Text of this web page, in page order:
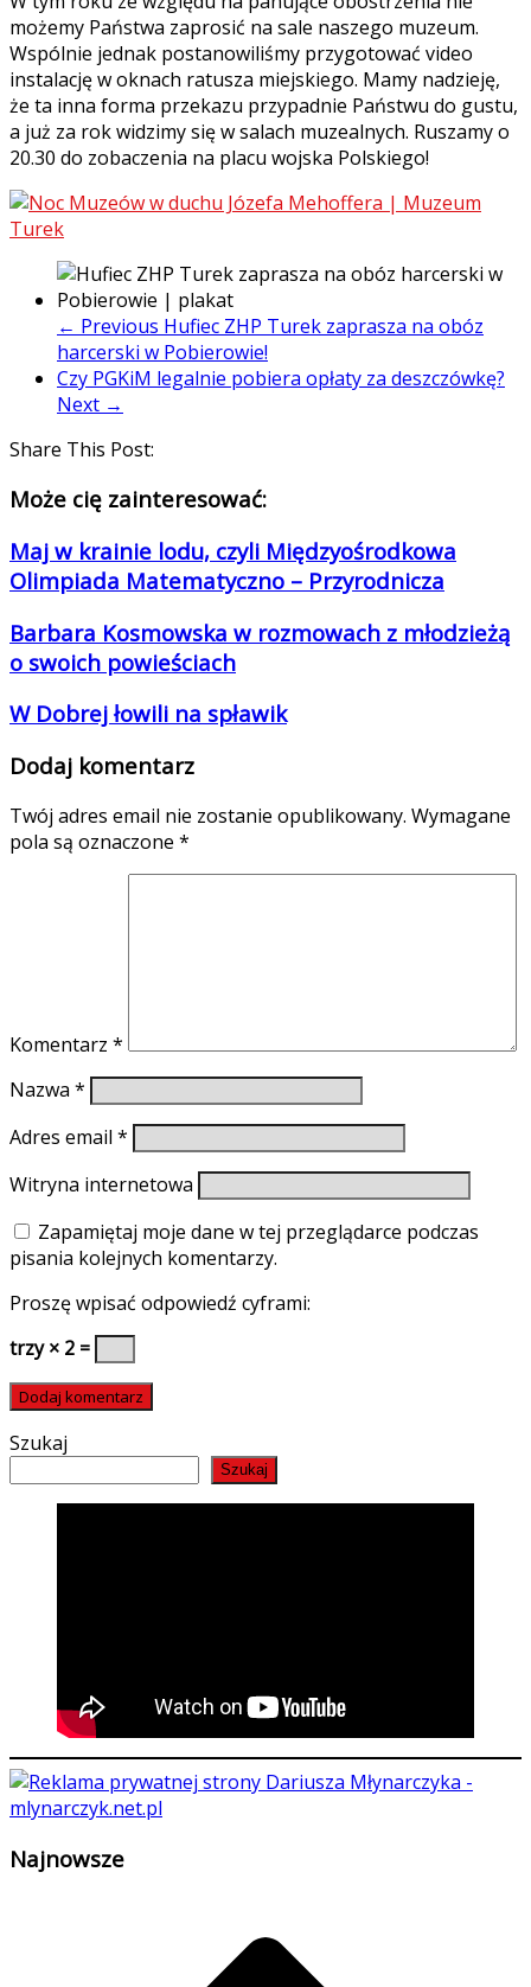
możemy Państwa zaprosić na sale naszego muzeum.
Wspólnie jednak postanowiliśmy przygotować video
instalację w oknach ratusza miejskiego. Mamy nadzieję,
że ta inna forma przekazu przypadnie Państwu do gustu,
a już za rok widzimy się w salach muzealnych. Ruszamy o
20.30 do zobaczenia na placu wojska Polskiego!
← Previous Hufiec ZHP Turek zaprasza na obóz
harcerski w Pobierowie!
Czy PGKiM legalnie pobiera opłaty za deszczówkę?
Next →
Share This Post:
Może cię zainteresować:
Maj w krainie lodu, czyli Międzyośrodkowa
Olimpiada Matematyczno – Przyrodnicza
Barbara Kosmowska w rozmowach z młodzieżą
o swoich powieściach
W Dobrej łowili na spławik
Dodaj komentarz
Twój adres email nie zostanie opublikowany. Wymagane
pola są oznaczone *
Komentarz *
Nazwa *
Adres email *
Witryna internetowa
Zapamiętaj moje dane w tej przeglądarce podczas
pisania kolejnych komentarzy.
Proszę wpisać odpowiedź cyframi:
trzy × 2 =
Szukaj
Szukaj
Najnowsze